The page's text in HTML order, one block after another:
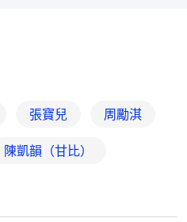
張寶兒 周勵淇
陳凱韻（甘比）